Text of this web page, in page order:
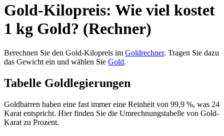
Gold-Kilopreis: Wie viel kostet
1 kg Gold? (Rechner)
Berechnen Sie den Gold-Kilopreis im Goldrechner. Tragen Sie dazu
das Gewicht ein und wählen Sie Gold.
Tabelle Goldlegierungen
Goldbarren haben eine fast immer eine Reinheit von 99,9 %, was 24
Karat entspricht. Hier finden Sie die Umrechnungstabelle von Gold-
Karat zu Prozent.